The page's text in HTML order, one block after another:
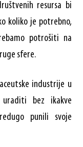
resursa bi
koliko je potrebno,
potrošiti na
sfere.
industrije u
bez ikakve
punili svoje